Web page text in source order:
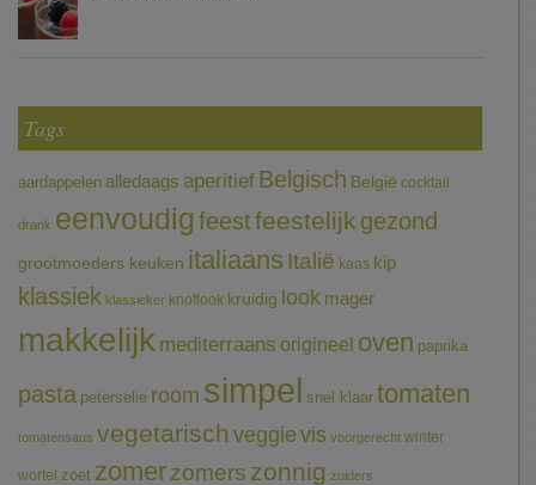
Tags
aardappelen alledaags aperitief Belgisch België cocktail
drank eenvoudigfeestfeestelijk gezond
grootmoeders keuken italiaans Italië kaas kip
klassiek klassieker knoflook kruidig look mager
makkelijk mediterraans origineel oven paprika
pasta peterselie room simpel snel klaar tomaten
tomatensaus vegetarischveggie vis voorgerecht winter
wortel zoet zomerzomers zonnig zuiders